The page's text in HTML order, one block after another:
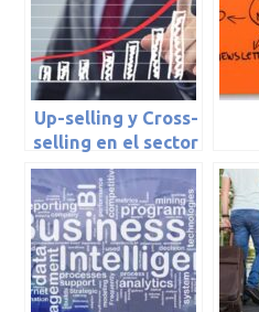
Up-selling y Cross-
selling en el sector
hotelero (I)